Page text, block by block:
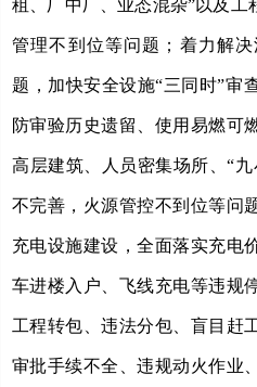
租、厂中厂、业态混杂”以及
管理不到位等问题；着力解
题，加快安全设施“三同时”审
防审验历史遗留、使用易燃可
高层建筑、人员密集场所、“
不完善，火源管控不到位等问
充电设施建设，全面落实充电
车进楼入户、飞线充电等违规
工程转包、违法分包、盲目赶
审批手续不全、违规动火作业